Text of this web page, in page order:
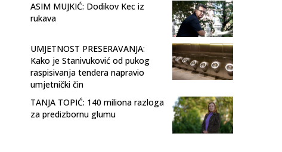
ASIM MUJKIĆ: Dodikov Kec iz
rukava
UMJETNOST PRESERAVANJA:
Kako je Stanivuković od pukog
raspisivanja tendera napravio
umjetnički čin
TANJA TOPIĆ: 140 miliona razloga
za predizbornu glumu